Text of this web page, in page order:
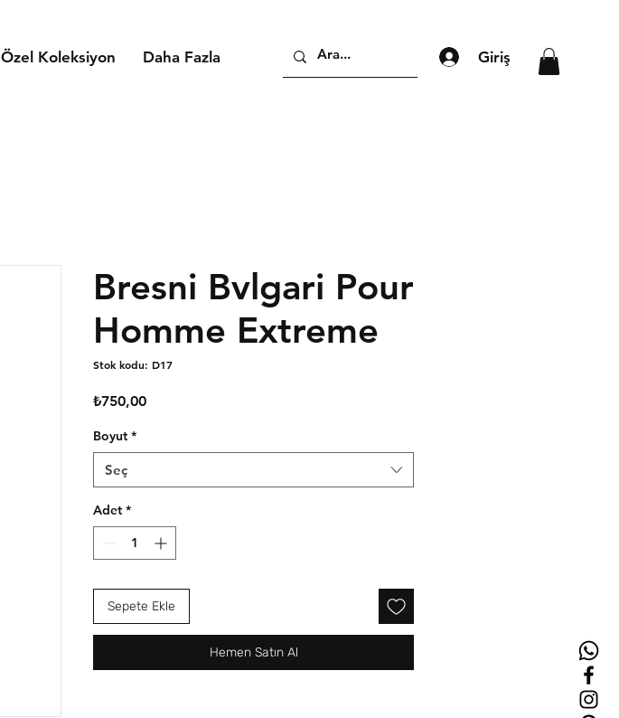
Özel Koleksiyon Daha Fazla Giriş
Bresni Bvlgari Pour
Homme Extreme
Stok kodu: D17
₺750,00Fiyat
Boyut *
Seç
Adet *
Sepete Ekle
Hemen Satın Al